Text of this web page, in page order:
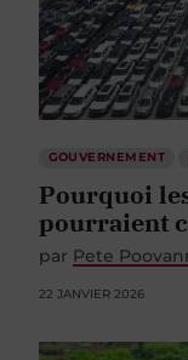
GOUVERNEMENT
Pourquoi
pourraient
par Pete
22 JANVIER 2026